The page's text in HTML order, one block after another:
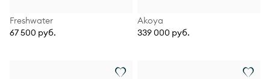
Freshwater
67 500 руб.
Akoya
339 000 руб.